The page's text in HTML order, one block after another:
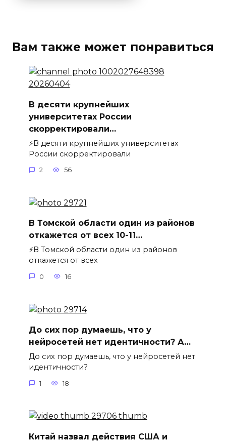
Вам также может понравиться
В десяти крупнейших
университетах России
скорректировали…
⚡️В десяти крупнейших университетах
России скорректировали
2 56
В Томской области один из районов
откажется от всех 10-11…
⚡️В Томской области один из районов
откажется от всех
0 16
До сих пор думаешь, что у
нейросетей нет идентичности? А…
До сих пор думаешь, что у нейросетей нет
идентичности?
1 18
Китай назвал действия США и